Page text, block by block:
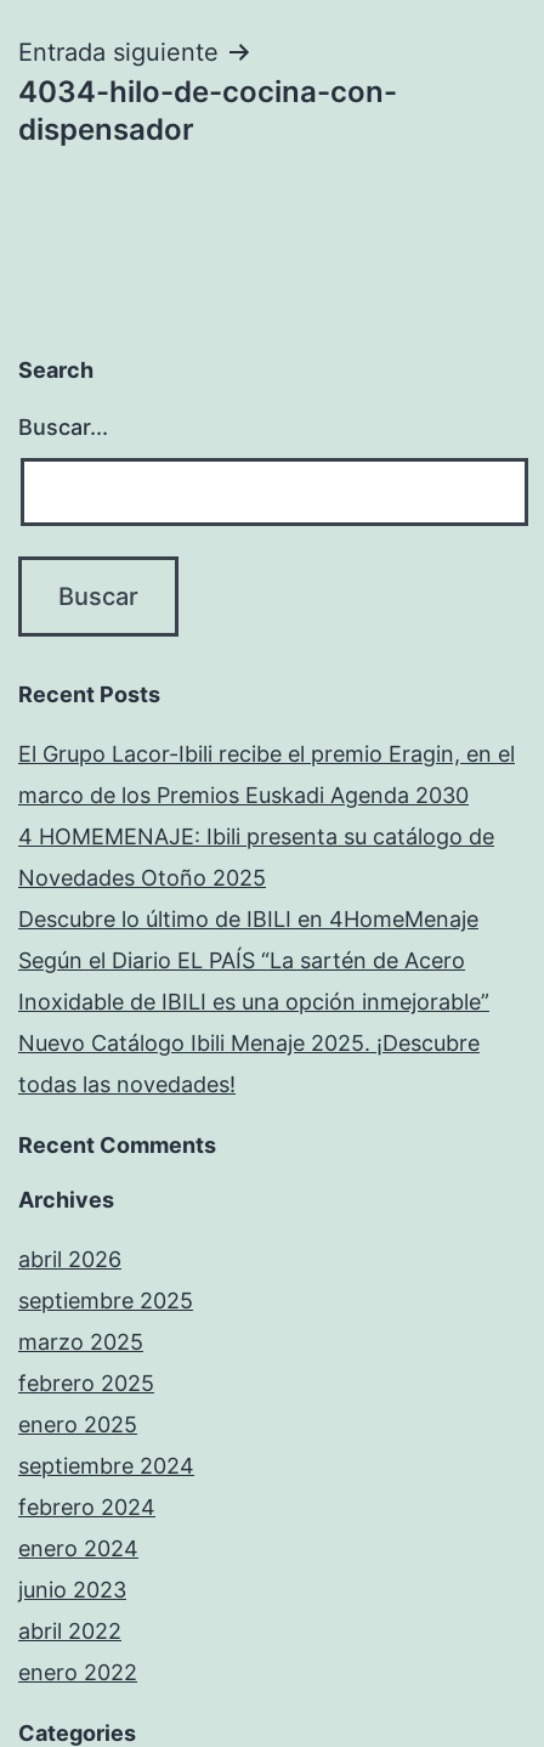
entradas
Entrada siguiente
4034-hilo-de-cocina-con-
dispensador
Search
Buscar...
Recent Posts
El Grupo Lacor-Ibili recibe el premio Eragin, en el
marco de los Premios Euskadi Agenda 2030
4 HOMEMENAJE: Ibili presenta su catálogo de
Novedades Otoño 2025
Descubre lo último de IBILI en 4HomeMenaje
Según el Diario EL PAÍS “La sartén de Acero
Inoxidable de IBILI es una opción inmejorable”
Nuevo Catálogo Ibili Menaje 2025. ¡Descubre
todas las novedades!
Recent Comments
Archives
abril 2026
septiembre 2025
marzo 2025
febrero 2025
enero 2025
septiembre 2024
febrero 2024
enero 2024
junio 2023
abril 2022
enero 2022
Categories